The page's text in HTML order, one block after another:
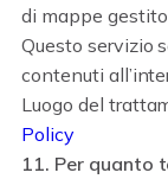
di mappe
Questo servizio
contenuti
Luogo del
Policy
11. Per quanto